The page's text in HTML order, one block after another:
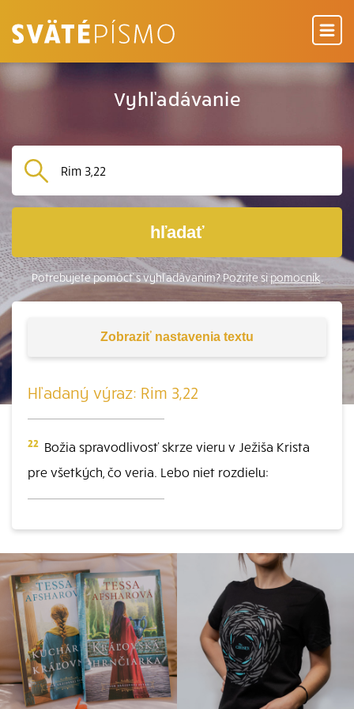
Vyhľadávanie
hľadať
Potrebujete pomôcť s vyhľadávaním? Pozrite sipomocník.
Zobraziť nastavenia textu
Hľadaný výraz: Rim 3,22
22 Božia spravodlivosť skrze vieru v Ježiša Krista
pre všetkých, čo veria. Lebo niet rozdielu: